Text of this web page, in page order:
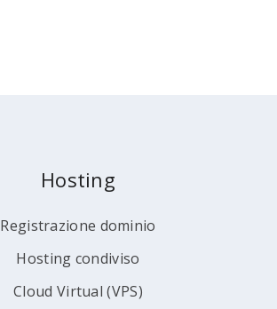
Hosting
Registrazione dominio
Hosting condiviso
Cloud Virtual (VPS)